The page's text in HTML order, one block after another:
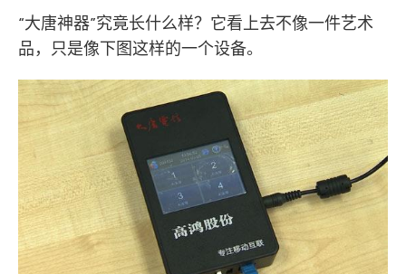
“大唐神器”究竟长什么样？它看上去不像一件艺术
品，只是像下图这样的一个设备。